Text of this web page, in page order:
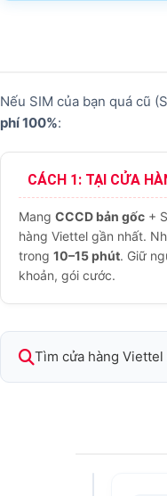
Nếu SIM của bạn quá cũ
phí 100%:
CÁCH 1: TẠI CỬA
Mang CCCD bản gốc +
hàng Viettel gần nhất.
trong 10–15 phút. Giữ
khoản, gói cước.
Tìm cửa hàng